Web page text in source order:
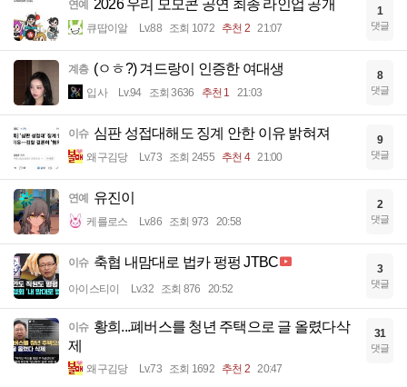
연예 2026 우리 모모콘 공연 최종 라인업 공개
큐땁이알 Lv.88 조회 1072 추천 2 21:07
1
댓글
계층 (ㅇㅎ?) 겨드랑이 인증한 여대생
입사 Lv.94 조회 3636 추천 1 21:03
8
댓글
이슈 심판 성접대해도 징계 안한 이유 밝혀져
왜구김당 Lv.73 조회 2455 추천 4 21:00
9
댓글
연예 유진이
케를로스 Lv.86 조회 973 20:58
2
댓글
이슈 축협 내맘대로 법카 펑펑 JTBC
아이스티이 Lv.32 조회 876 20:52
3
댓글
이슈 황희...폐버스를 청년 주택으로 글 올렸다삭
제
왜구김당 Lv.73 조회 1692 추천 2 20:47
31
댓글